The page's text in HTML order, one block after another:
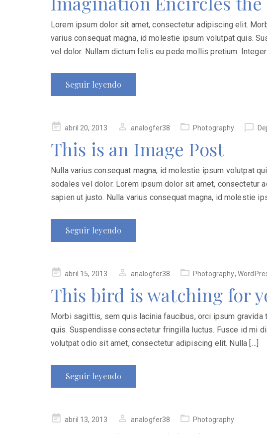
Lorem ipsum dolor sit amet, consectetur adipiscing elit.
varius consequat magna, id molestie ipsum volutpat quis.
vel dolor. Nullam dictum felis eu pede mollis pretium. Integer
Seguir leyendo
Publicado
abril 20, 2013 analogfer38 Photography
This is an Image Post
Nulla varius consequat magna, id molestie ipsum volutpat
sodales vel dolor. Lorem ipsum dolor sit amet, consectetur
sapien ut justo. Nulla varius consequat magna, id molestie
Seguir leyendo
Publicado
abril 15, 2013 analogfer38 Photography,
This bird is watching for
Morbi sagittis, sem quis lacinia faucibus, orci ipsum
quis. Suspendisse consectetur fringilla luctus. Fusce id mi
volutpat odio sit amet, consectetur adipiscing elit. Nulla […]
Seguir leyendo
Publicado
abril 13, 2013 analogfer38 Photography